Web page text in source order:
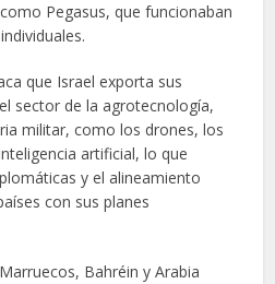
Pegasus, que funcionaban
que Israel exporta sus
sector de la agrotecnología,
militar, como los drones, los
artificial, lo que
y el alineamiento
con sus planes
Bahréin y Arabia